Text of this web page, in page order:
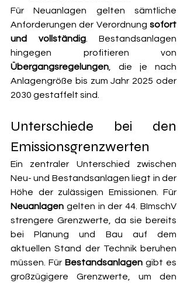
Für Neuanlagen gelten sämtliche
Anforderungen der Verordnung sofort
und vollständig. Bestandsanlagen
Übergangsregelungen , die je nach
Anlagengröße bis zum Jahr 2025 oder
2030 gestaffelt sind.
Unterschiede bei den
Emissionsgrenzwerten
Ein zentraler Unterschied zwischen
Neu- und Bestandsanlagen liegt in der
Neuanlagen gelten in der 44. BImschV
strengere Grenzwerte, da sie bereits
bei Planung und Bau auf dem
aktuellen Stand der Technik beruhen
müssen. Für Bestandsanlagen gibt es
großzügigere Grenzwerte, um den